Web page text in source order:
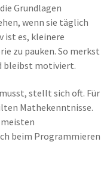
Grundlagen
wenn sie täglich
ist es, kleinere
zu pauken. So merkst
bleibst motiviert.
stellt sich oft. Für
Mathekenntnisse.
beim Programmieren